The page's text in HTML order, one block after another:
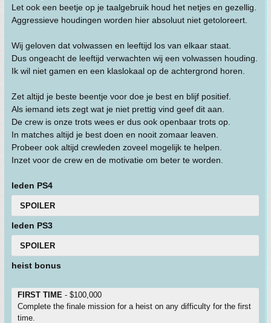
Let ook een beetje op je taalgebruik houd het netjes en gezellig.
Aggressieve houdingen worden hier absoluut niet getoloreert.
Wij geloven dat volwassen en leeftijd los van elkaar staat.
Dus ongeacht de leeftijd verwachten wij een volwassen houding.
Ik wil niet gamen en een klaslokaal op de achtergrond horen.
Zet altijd je beste beentje voor doe je best en blijf positief.
Als iemand iets zegt wat je niet prettig vind geef dit aan.
De crew is onze trots wees er dus ook openbaar trots op.
In matches altijd je best doen en nooit zomaar leaven.
Probeer ook altijd crewleden zoveel mogelijk te helpen.
Inzet voor de crew en de motivatie om beter te worden.
leden PS4
SPOILER
leden PS3
SPOILER
heist bonus
FIRST TIME - $100,000
Complete the finale mission for a heist on any difficulty for the first
time.